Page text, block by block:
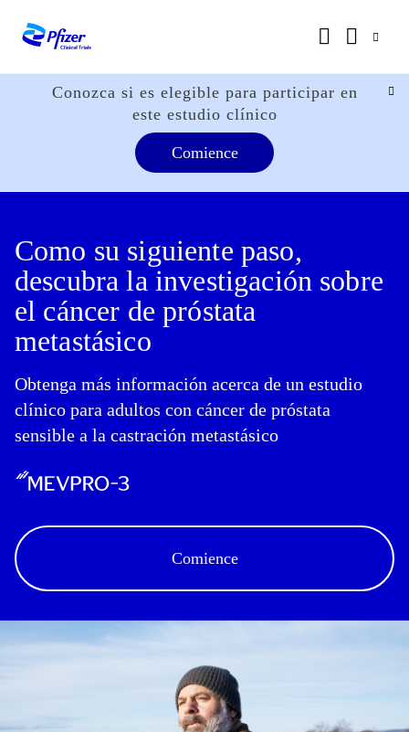
Conozca si es elegible para participar en
este estudio clínico
Comience
Como su siguiente paso,
descubra la investigación sobre
el cáncer de próstata
metastásico
Obtenga más información acerca de un estudio
clínico para adultos con cáncer de próstata
sensible a la castración metastásico
Comience